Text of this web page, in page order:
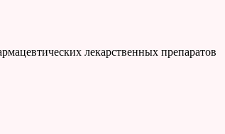
лекарственных препаратов